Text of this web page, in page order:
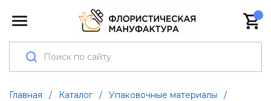
Главная / Каталог / Упаковочные материалы
/